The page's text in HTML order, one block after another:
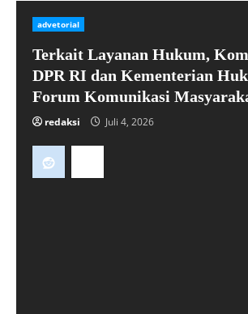
advetorial
Terkait Layanan Hukum,
DPR RI dan Kementerian
Forum Komunikasi
redaksi Juli 4, 2026